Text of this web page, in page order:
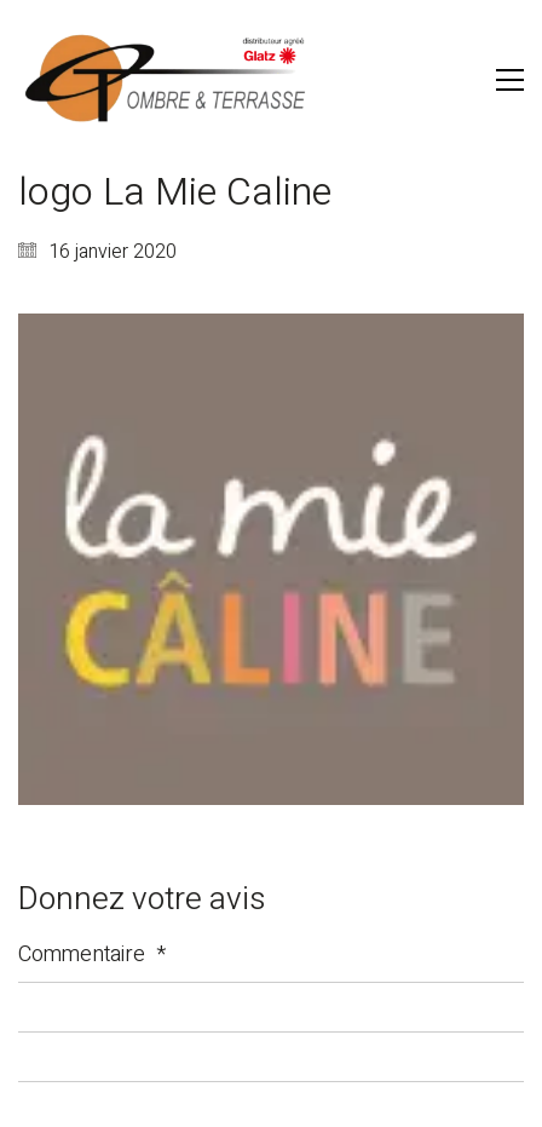
logo La Mie Caline
16 janvier 2020
Donnez votre avis
Commentaire *